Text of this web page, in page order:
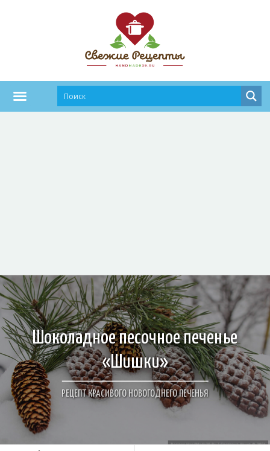
Шоколадное песочное печенье
«Шишки»
РЕЦЕПТ КРАСИВОГО НОВОГОДНЕГО ПЕЧЕНЬЯ